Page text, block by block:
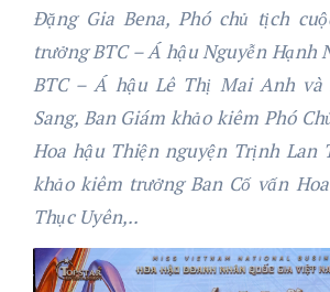
Đặng Gia Bena, Phó chủ tịch
trưởng BTC – Á hậu Nguyễn Hạnh
BTC – Á hậu Lê Thị Mai Anh và
Sang, Ban Giám khảo kiêm Phó
Hoa hậu Thiện nguyện Trịnh Lan
khảo kiêm trưởng Ban Cố vấn
Thục Uyên,..